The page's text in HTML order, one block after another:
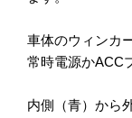
車体のウィンカ
常時電源かACC
内側（青）から